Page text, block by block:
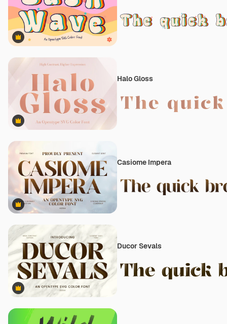
Premium
Premium
Halo Gloss
Premium
Casiome Impera
Premium
Ducor Sevals